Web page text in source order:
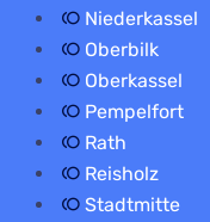
Niederkassel
Oberbilk
Oberkassel
Pempelfort
Rath
Reisholz
Stadtmitte